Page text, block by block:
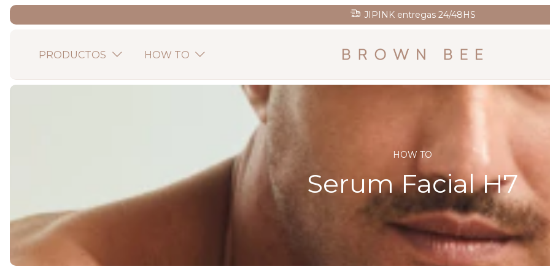
3 cuotas sin interés en todas tus compras
PRODUCTOS HOW TO
HOW TO
Serum Facial H7